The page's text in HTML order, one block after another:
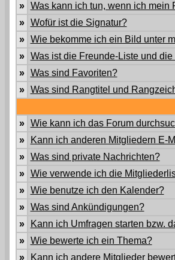
»
Was kann ich tun, wenn ich mein
»
Wofür ist die Signatur?
»
Wie bekomme ich ein Bild unter
»
Was ist die Freunde-Liste und
»
Was sind Favoriten?
»
Was sind Rangtitel und
»
Wie kann ich das Forum
»
Kann ich anderen Mitgliedern E-
»
Was sind private Nachrichten?
»
Wie verwende ich die
»
Wie benutze ich den Kalender?
»
Was sind Ankündigungen?
»
Kann ich Umfragen starten bzw.
»
Wie bewerte ich ein Thema?
»
Kann ich andere Mitglieder